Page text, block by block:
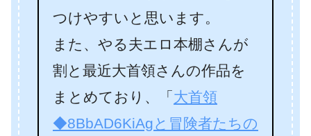
つけやすいと思います。
また、やる夫エロ本棚さんが
割と最近大首領さんの作品を
まとめており、「 大首領
◆8BbAD6KiAgと冒険者たちの